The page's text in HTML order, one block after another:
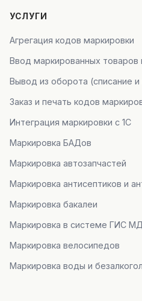
УСЛУГИ
Агрегация кодов маркировки
Ввод маркированных товаров
Вывод из оборота (списание и
Заказ и печать кодов
Интеграция маркировки с 1С
Маркировка БАДов
Маркировка автозапчастей
Маркировка антисептиков и
Маркировка бакалеи
Маркировка в системе ГИС
Маркировка велосипедов
Маркировка воды и